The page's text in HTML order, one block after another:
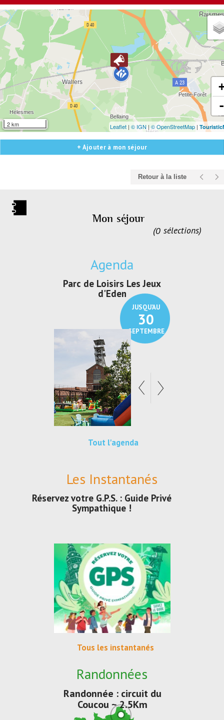
2 km Leaflet| © IGN | © OpenStreetMap|
+ Ajouter à mon séjour
Retour à la liste
Mon séjour
sélections
0
Agenda
JUSQU'AU
21
SEPTEMBRE
Exposition "Lucien Jonas -
Au pays du charbon ...
Tout l'agenda
Les Instantanés
Réservez votre G.P.S. : Guide Privé
Sympathique !
Tous les instantanés
Randonnées
Randonnée : circuit du
Coucou ~ 2.5Km